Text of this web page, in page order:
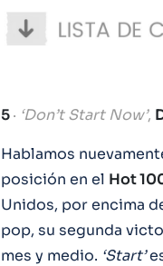
5· ‘Don’t Start Now’,
Hablamos
posición en el Hot
Unidos, por encima
pop, su segunda
mes y medio. ‘Start’